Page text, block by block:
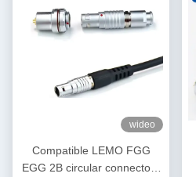
wideo
Compatible LEMO FGG
EGG 2B circular connectors